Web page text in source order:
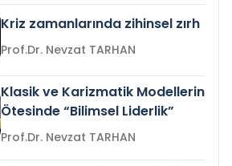
Kriz zamanlarında zihinsel zırh
Prof.Dr. Nevzat TARHAN
Klasik ve Karizmatik Modellerin
Ötesinde “Bilimsel Liderlik”
Prof.Dr. Nevzat TARHAN